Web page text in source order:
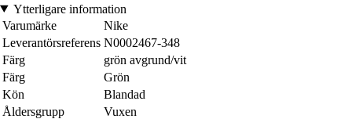
Ytterligare information
Varumärke
Nike
Leverantörsreferens N0002467-348
Färg
grön avgrund/vit
Färg
Grön
Kön
Blandad
Åldersgrupp
Vuxen